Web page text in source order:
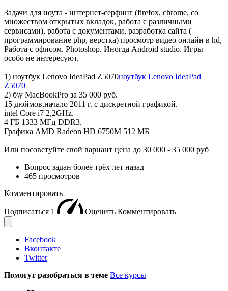
Задачи для ноута - интернет-серфинг (firefox, chrome, со
множеством открытых вкладок, работа с различными
сервисами), работа с документами, разработка сайта (
программирование php, верстка) просмотр видео онлайн в hd,
Работа с офисом. Photoshop. Иногда Android studio. Игры
особо не интересуют.
1) ноутбук Lenovo IdeaPad Z5070ноутбук Lenovo IdeaPad
Z5070
2) б\у MacBookPro за 35 000 руб.
15 дюймов,начало 2011 г. с дискретной графикой.
intel Core i7 2,2GHz.
4 ГБ 1333 МГц DDR3.
Графика AMD Radeon HD 6750M 512 МБ
Или посоветуйте свой вариант цена до 30 000 - 35 000 руб
Вопрос задан более трёх лет назад
465 просмотров
Комментировать
Подписаться 1 Оценить Комментировать
Facebook
Вконтакте
Twitter
Помогут разобраться в теме Все курсы